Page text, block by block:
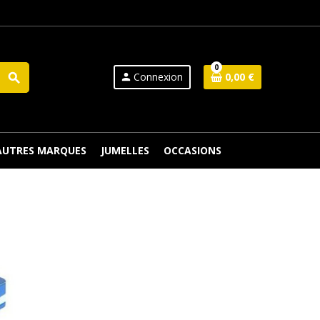
search person Connexion
0
0,00 €
MARQUES JUMELLES OCCASIONS